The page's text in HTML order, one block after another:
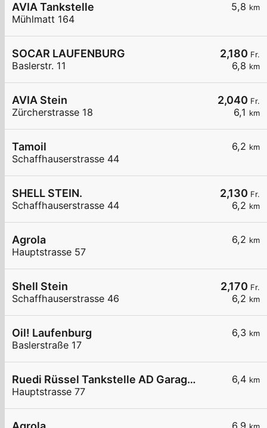
5,8 km
AVIA Tankstelle
Mühlmatt 164
2,180 Fr.
6,8 km
SOCAR LAUFENBURG
Baslerstr. 11
2,040 Fr.
6,1 km
AVIA Stein
Zürcherstrasse 18
6,2 km
Tamoil
Schaffhauserstrasse 44
2,130 Fr.
6,2 km
SHELL STEIN.
Schaffhauserstrasse 44
6,2 km
Agrola
Hauptstrasse 57
2,170 Fr.
6,2 km
Shell Stein
Schaffhauserstrasse 46
6,3 km
Oil! Laufenburg
Baslerstraße 17
6,4 km
Ruedi Rüssel Tankstelle AD Garage Hasler
Hauptstrasse 77